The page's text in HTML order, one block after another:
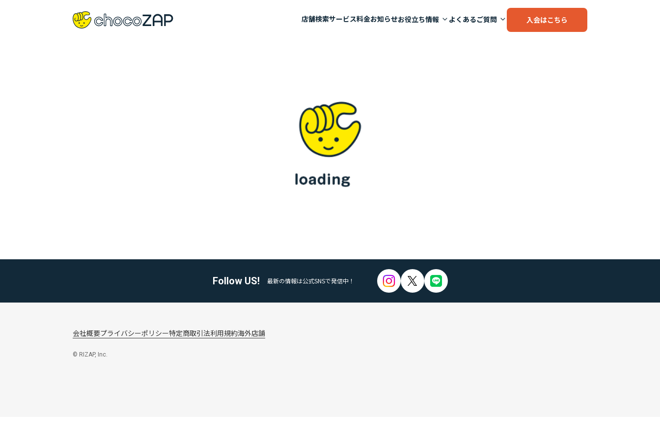
店舗検索サービス料金お知らせお役立ち情報 よくあるご質問 入会はこちら
Follow US! 最新の情報は公式SNSで発信中！
会社概要プライバシーポリシー特定商取引法利用規約海外店舗
© RIZAP, Inc.